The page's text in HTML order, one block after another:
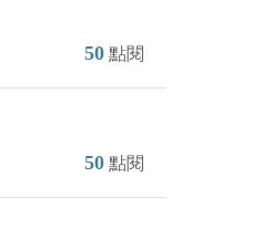
50 點閱
50 點閱